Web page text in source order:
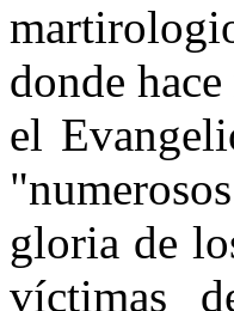
donde
el
gloria de
víctimas